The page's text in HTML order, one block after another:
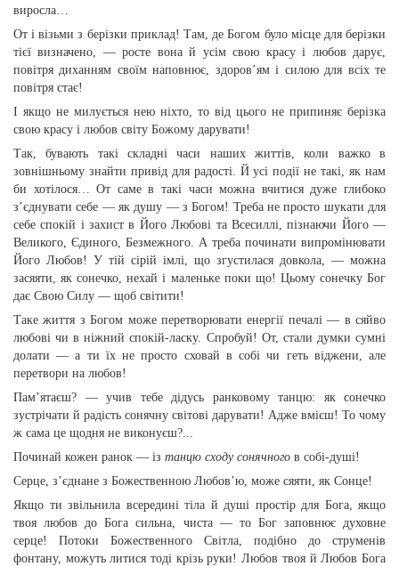
виросла…
От і візьми з берізки приклад! Там, де Богом було місце для берізки
тієї визначено, — росте вона й усім свою красу і любов дарує,
повітря диханням своїм наповнює, здоров’ям і силою для всіх те
повітря стає!
І якщо не милується нею ніхто, то від цього не припиняє берізка
свою красу і любов світу Божому дарувати!
Так, бувають такі складні часи наших життів, коли важко в
зовнішньому знайти привід для радості. Й усі події не такі, як нам
би хотілося… От саме в такі часи можна вчитися дуже глибоко
з’єднувати себе — як душу — з Богом! Треба не просто шукати для
себе спокій і захист в Його Любові та Всесиллі, пізнаючи Його —
Великого, Єдиного, Безмежного. А треба починати випромінювати
Його Любов! У тій сірій імлі, що згустилася довкола, — можна
засяяти, як сонечко, нехай і маленьке поки що! Цьому сонечку Бог
дає Свою Силу — щоб світити!
Таке життя з Богом може перетворювати енергії печалі — в сяйво
любові чи в ніжний спокій-ласку. Спробуй! От, стали думки сумні
долати — а ти їх не просто сховай в собі чи геть віджени, але
перетвори на любов!
Пам’ятаєш? — учив тебе дідусь ранковому танцю: як сонечко
зустрічати й радість сонячну світові дарувати! Адже вмієш! То чому
ж сама це щодня не виконуєш?...
Починай кожен ранок — із танцю сходу сонячного в собі-душі!
Серце, з’єднане з Божественною Любов’ю, може сяяти, як Сонце!
Якщо ти звільнила всередині тіла й душі простір для Бога, якщо
твоя любов до Бога сильна, чиста — то Бог заповнює духовне
серце! Потоки Божественного Світла, подібно до струменів
фонтану, можуть литися тоді крізь руки! Любов твоя й Любов Бога